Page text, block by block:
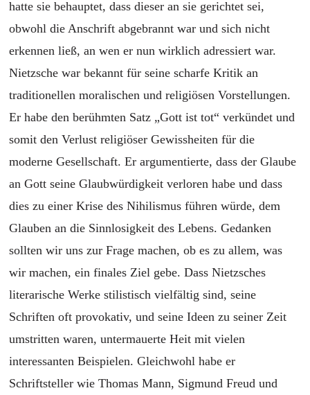
hatte sie behauptet, dass dieser an sie gerichtet sei,
obwohl die Anschrift abgebrannt war und sich nicht
erkennen ließ, an wen er nun wirklich adressiert war.
Nietzsche war bekannt für seine scharfe Kritik an
traditionellen moralischen und religiösen Vorstellungen.
Er habe den berühmten Satz „Gott ist tot“ verkündet und
somit den Verlust religiöser Gewissheiten für die
moderne Gesellschaft. Er argumentierte, dass der Glaube
an Gott seine Glaubwürdigkeit verloren habe und dass
dies zu einer Krise des Nihilismus führen würde, dem
Glauben an die Sinnlosigkeit des Lebens. Gedanken
sollten wir uns zur Frage machen, ob es zu allem, was
wir machen, ein finales Ziel gebe. Dass Nietzsches
literarische Werke stilistisch vielfältig sind, seine
Schriften oft provokativ, und seine Ideen zu seiner Zeit
umstritten waren, untermauerte Heit mit vielen
interessanten Beispielen. Gleichwohl habe er
Schriftsteller wie Thomas Mann, Sigmund Freud und